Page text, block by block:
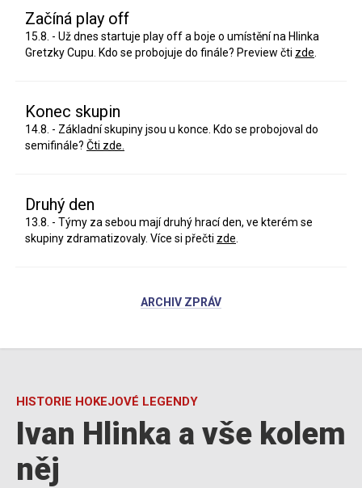
Začíná play off
15.8. - Už dnes startuje play off a boje o umístění na Hlinka
Gretzky Cupu. Kdo se probojuje do finále? Preview čti zde
Konec skupin
14.8. - Základní skupiny jsou u konce. Kdo se probojoval do
semifinále? Čti zde.
Druhý den
13.8. - Týmy za sebou mají druhý hrací den, ve kterém se
skupiny zdramatizovaly. Více si přečti zde
ARCHIV ZPRÁV
HISTORIE HOKEJOVÉ LEGENDY
Ivan Hlinka a vše kolem
něj